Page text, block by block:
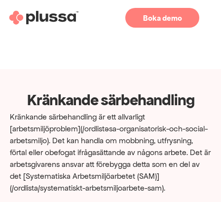
Boka demo
Kränkande särbehandling
Kränkande särbehandling är ett allvarligt
[arbetsmiljöproblem](/ordlista/osa-organisatorisk-och-social-
arbetsmiljo). Det kan handla om mobbning, utfrysning,
förtal eller obefogat ifrågasättande av någons arbete. Det är
arbetsgivarens ansvar att förebygga detta som en del av
det [Systematiska Arbetsmiljöarbetet (SAM)]
(/ordlista/systematiskt-arbetsmiljoarbete-sam).